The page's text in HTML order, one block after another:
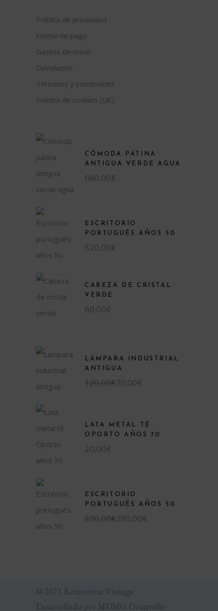
Política de privacidad
Forma de pago
Gastos de envío
Devolución
Términos y condiciones
Política de cookies (UE)
CÓMODA PÁTINA
ANTIGUA VERDE AGUA
680,00€
ESCRITORIO
PORTUGUÉS AÑOS 50
520,00€
CABEZA DE CRISTAL
VERDE
60,00€
LÁMPARA INDUSTRIAL
ANTIGUA
120,00€70,00€
LATA METAL TÉ
OPORTO AÑOS 70
20,00€
ESCRITORIO
PORTUGUÉS AÑOS 50
590,00€290,00€
© 2021 Reinventar Vintage
Desarrollado por MDMG Desarrollo